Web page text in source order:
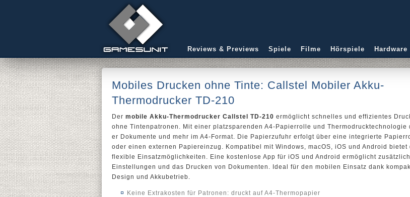
Reviews & Previews Spiele Filme Hörspiele Hardware
Mobiles Drucken ohne Tinte: Callstel Mobiler Akku-
Thermodrucker TD-210
Der mobile Akku-Thermodrucker Callstel TD-210 ermöglicht schnelles und effizientes
ohne Tintenpatronen. Mit einer platzsparenden A4-Papierrolle und Thermodrucktechnologie
er Dokumente und mehr im A4-Format. Die Papierzufuhr erfolgt über eine integrierte
oder einen externen Papiereinzug. Kompatibel mit Windows, macOS, iOS und Android bietet
flexible Einsatzmöglichkeiten. Eine kostenlose App für iOS und Android ermöglicht
Einstellungen und das Drucken von Dokumenten. Ideal für den mobilen Einsatz dank
Design und Akkubetrieb.
Keine Extrakosten für Patronen: druckt auf A4-Thermopapier